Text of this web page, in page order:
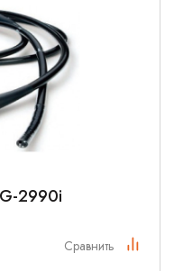
2990i
Сравнить